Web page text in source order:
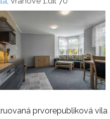
prvorepubliková vila